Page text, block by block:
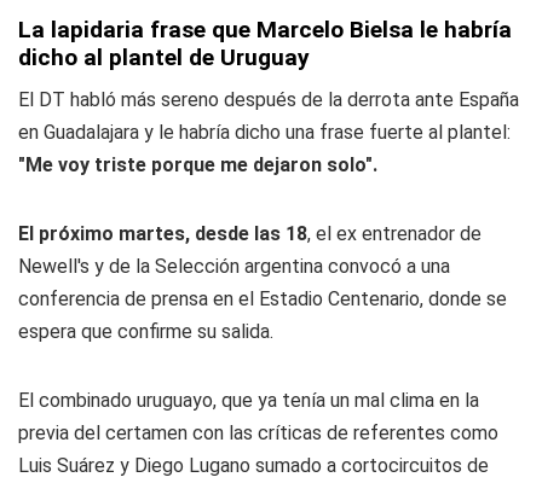
La lapidaria frase que Marcelo Bielsa le habría
dicho al plantel de Uruguay
El DT habló más sereno después de la derrota ante España
en Guadalajara y le habría dicho una frase fuerte al plantel:
"Me voy triste porque me dejaron solo".
El próximo martes, desde las 18, el ex entrenador de
Newell's y de la Selección argentina convocó a una
conferencia de prensa en el Estadio Centenario, donde se
espera que confirme su salida.
El combinado uruguayo, que ya tenía un mal clima en la
previa del certamen con las críticas de referentes como
Luis Suárez y Diego Lugano sumado a cortocircuitos de